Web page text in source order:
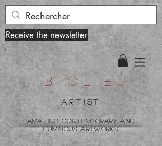
Receive the newsletter
B olieu
ARTist
amazing contemporary and
luminous artworks